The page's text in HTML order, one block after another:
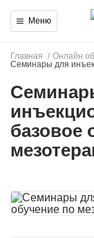
Меню
Главная / Онлайн
Семинары для
базовое